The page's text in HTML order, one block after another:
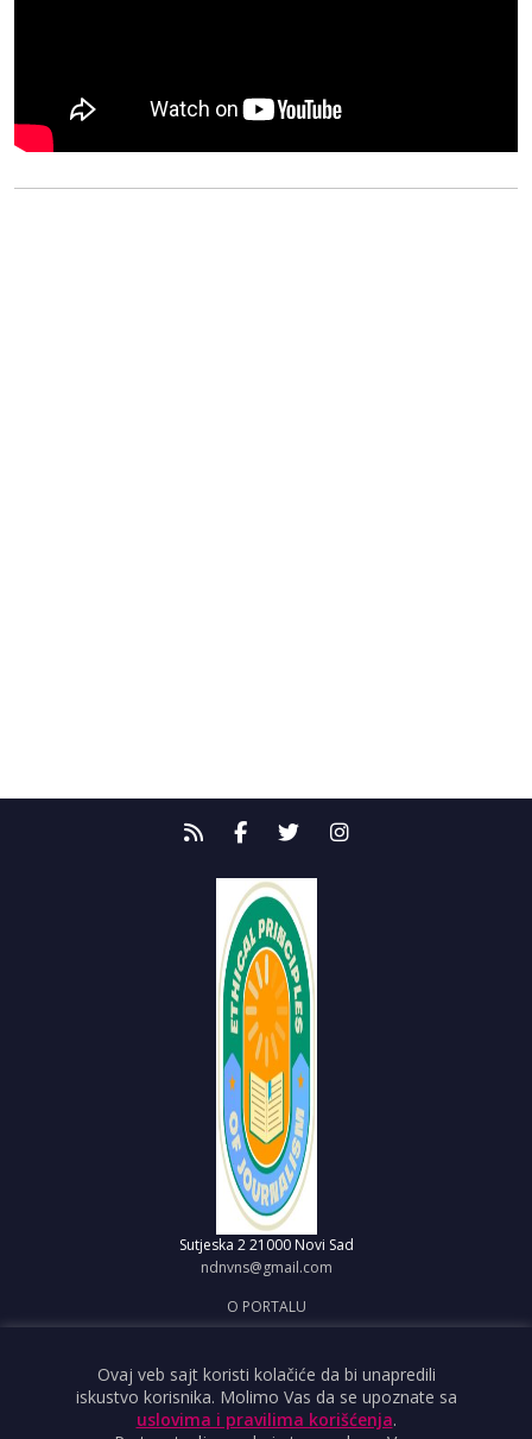
Sutjeska 2 21000 Novi Sad
ndnvns@gmail.com
O PORTALU
OBJAVI VEST
USLOVI KORIŠĆENJA
Ovaj veb sajt koristi kolačiće da bi unapredili
iskustvo korisnika. Molimo Vas da se upoznate sa
uslovima i pravilima korišćenja.